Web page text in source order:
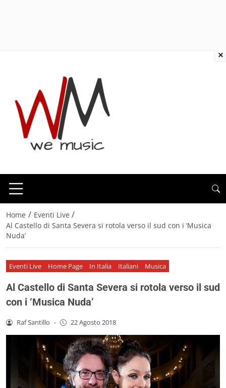
Home / Eventi Live /
Al Castello di Santa Severa si rotola verso il sud con i ‘Musica
Nuda’
Eventi Live Home Page In Italia Italiani Musica
Al Castello di Santa Severa si rotola verso il sud
con i ‘Musica Nuda’
Raf Santillo - 22 Agosto 2018
×